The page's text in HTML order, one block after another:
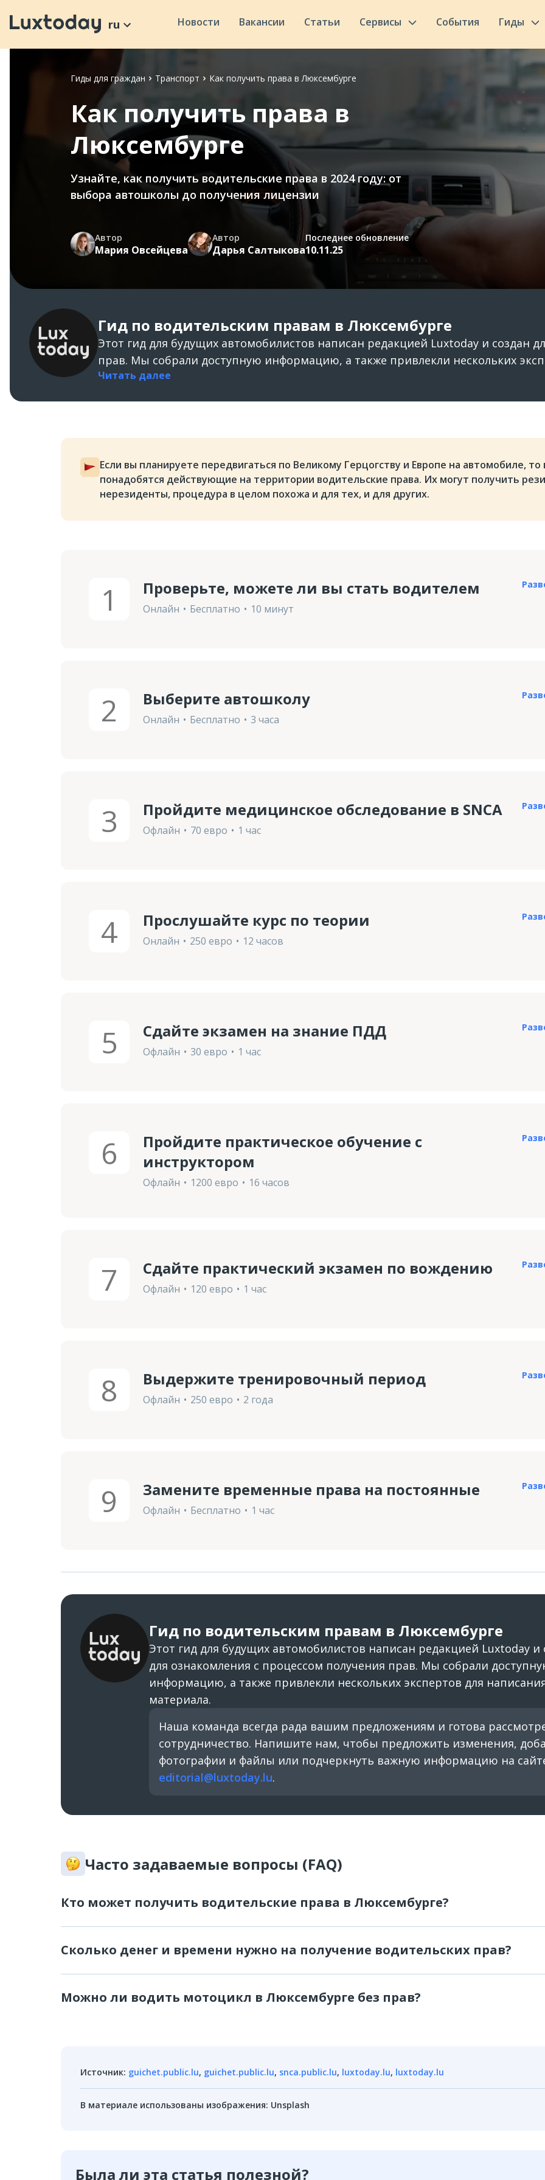
ru Новости Вакансии Статьи Сервисы События Гиды
Гиды для граждан Транспорт Как получить права в Люксембурге
Как получить права в
Люксембурге
Узнайте, как получить водительские права в 2024 году: от
выбора автошколы до получения лицензии
Автор
Мария Овсейцева
Автор
Дарья Салтыкова
Последнее обновление
10.11.25
Гид по водительским правам в Люксембурге
Этот гид для будущих автомобилистов написан редакцией Luxtoday и создан
прав. Мы собрали доступную информацию, а также привлекли нескольких
Читать далее
Если вы планируете передвигаться по Великому Герцогству и Европе на автомобиле, то
понадобятся действующие на территории водительские права. Их могут получить
нерезиденты, процедура в целом похожа и для тех, и для других.
1 Проверьте, можете ли вы стать водителем
Онлайн Бесплатно 10 минут
2 Выберите автошколу
Онлайн Бесплатно 3 часа
3 Пройдите медицинское обследование в SNCA
Офлайн 70 евро 1 час
4 Прослушайте курс по теории
Онлайн 250 евро 12 часов
5 Сдайте экзамен на знание ПДД
Офлайн 30 евро 1 час
6
Пройдите практическое обучение с
инструктором
Oфлайн 1200 евро 16 часов
7 Сдайте практический экзамен по вождению
Офлайн 120 евро 1 час
8 Выдержите тренировочный период
Офлайн 250 евро 2 года
9 Замените временные права на постоянные
Офлайн Бесплатно 1 час
Гид по водительским правам в Люксембурге
Этот гид для будущих автомобилистов написан редакцией Luxtoday и
для ознакомления с процессом получения прав. Мы собрали
информацию, а также привлекли нескольких экспертов для
материала.
Наша команда всегда рада вашим предложениям и готова
сотрудничество. Напишите нам, чтобы предложить изменения,
фотографии и файлы или подчеркнуть важную информацию на
editorial@luxtoday.lu.
Часто задаваемые вопросы (FAQ)
Кто может получить водительские права в Люксембурге?
Сколько денег и времени нужно на получение водительских прав?
Можно ли водить мотоцикл в Люксембурге без прав?
Источник: guichet.public.lu, guichet.public.lu, snca.public.lu, luxtoday.lu, luxtoday.lu
В материале использованы изображения: Unsplash
Была ли эта статья полезной?